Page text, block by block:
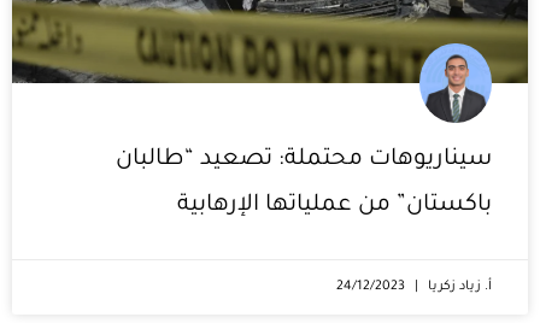
سيناريوهات محتملة: تصعيد “طالبان
باكستان” من عملياتها الإرهابية
أ. زياد زكريا